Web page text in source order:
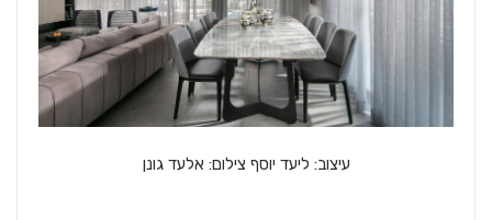
עיצוב: ליעד יוסף צילום: אלעד גונן